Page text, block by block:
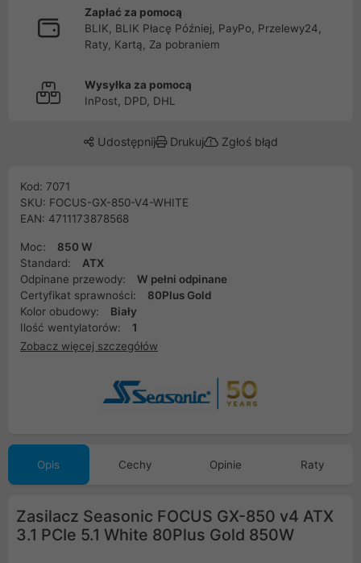
Zapłać za pomocą
BLIK, BLIK Płacę Później, PayPo, Przelewy24,
Raty, Kartą, Za pobraniem
Wysyłka za pomocą
InPost, DPD, DHL
Udostępnij Drukuj Zgłoś błąd
Kod: 7071
SKU: FOCUS-GX-850-V4-WHITE
EAN: 4711173878568
Moc:
850 W
Standard:
ATX
Odpinane przewody:
W pełni odpinane
Certyfikat sprawności:
80Plus Gold
Kolor obudowy:
Biały
Ilość wentylatorów:
1
Zobacz więcej szczegółów
Opis Cechy Opinie Raty
Zasilacz Seasonic FOCUS GX-850 v4 ATX
3.1 PCIe 5.1 White 80Plus Gold 850W